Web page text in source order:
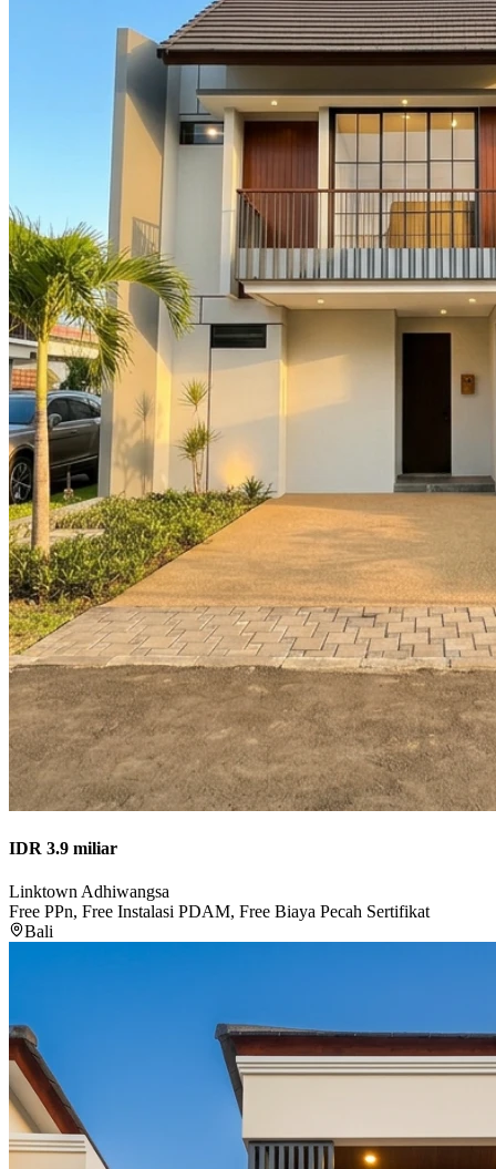
IDR 3.9 miliar
Linktown Adhiwangsa
Free PPn, Free Instalasi PDAM, Free Biaya Pecah Sertifikat
Bali